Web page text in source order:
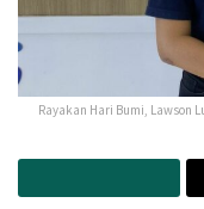
Rayakan Hari Bumi, Lawson